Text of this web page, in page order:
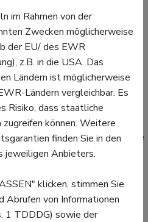
aber Studien haben gezeigt,
Reisekrankheit helfen. Ein
Gleichgewichtsorgan
Manche Menschen
einem Kopfhörer auf entweder
Musik zu hören. Die ungleiche
den anderen unregelmäßigen
Sie einfach aus,
– bei Reisekrankheit haben
was darauf hinweist, dass sich
auf jeden Fall lohnt.
im Rahmen von der
Zwecken möglicherweise
der EU/ des EWR
z.B. in die USA. Das
Ländern ist möglicherweise
Ländern vergleichbar. Es
Risiko, dass staatliche
können. Weitere
finden Sie in den
jeweiligen Anbieters.
klicken, stimmen Sie
Abrufen von Informationen
1 TDDDG) sowie der